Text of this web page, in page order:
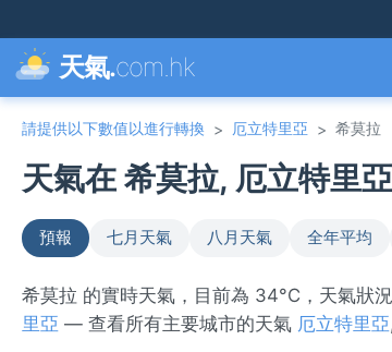
天氣.com.hk
請提供以下數值以進行轉換 > 厄立特里亞 > 希莫拉
天氣在 希莫拉, 厄立特
預報 七月天氣 八月天氣 全年平均
希莫拉 的實時天氣，目前為 34°C，天氣狀
里亞 — 查看所有主要城市的天氣 厄立特里亞